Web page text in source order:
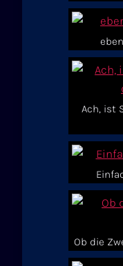
Ach, ist
Ob die